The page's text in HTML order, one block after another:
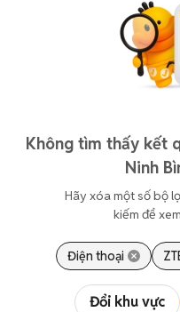
Không tìm thấy kết
Ninh
Hãy xóa một số bộ
kiếm để
Điện thoại
Đổi khu vực